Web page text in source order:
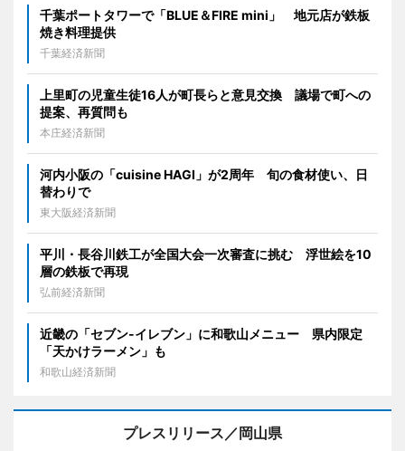
千葉ポートタワーで「BLUE＆FIRE mini」 地元店が鉄板
焼き料理提供
千葉経済新聞
上里町の児童生徒16人が町長らと意見交換 議場で町への
提案、再質問も
本庄経済新聞
河内小阪の「cuisine HAGI」が2周年 旬の食材使い、日
替わりで
東大阪経済新聞
平川・長谷川鉄工が全国大会一次審査に挑む 浮世絵を10
層の鉄板で再現
弘前経済新聞
近畿の「セブン-イレブン」に和歌山メニュー 県内限定
「天かけラーメン」も
和歌山経済新聞
プレスリリース／岡山県